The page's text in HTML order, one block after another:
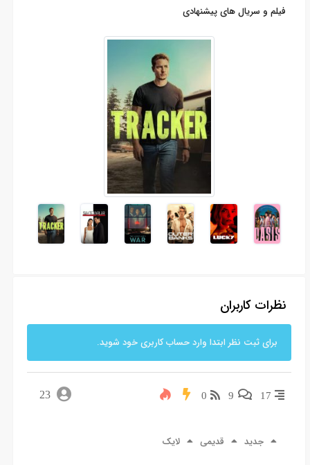
فیلم و سریال های پیشنهادی
نظرات کاربران
برای ثبت نظر ابتدا وارد حساب کاربری خود شوید.
17
9
0
23
جدید قدیمی لایک